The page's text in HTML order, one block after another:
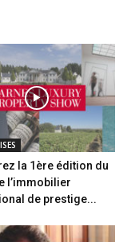
la 1ère édition du
l’immobilier
de prestige...